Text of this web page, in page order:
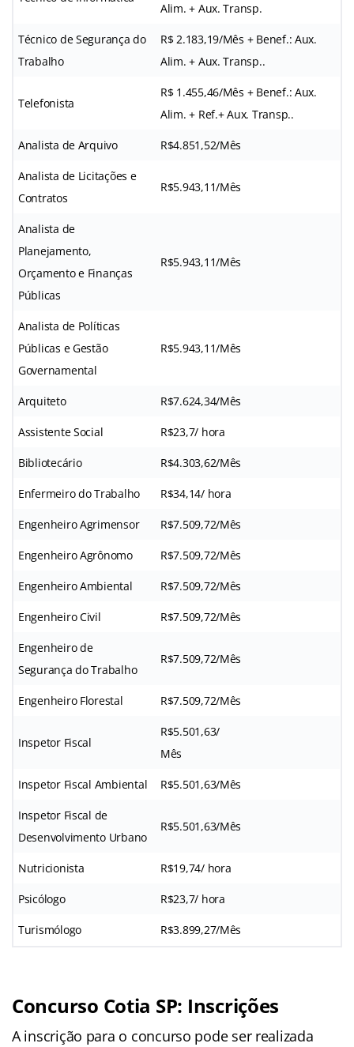
Alim. + Aux. Transp.
Técnico de Segurança do
Trabalho
R$ 2.183,19/Mês + Benef.: Aux.
Alim. + Aux. Transp..
Telefonista
R$ 1.455,46/Mês + Benef.: Aux.
Alim. + Ref.+ Aux. Transp..
Analista de Arquivo R$4.851,52/Mês
Analista de Licitações e
Contratos
R$5.943,11/Mês
Analista de
Planejamento,
Orçamento e Finanças
Públicas
R$5.943,11/Mês
Analista de Políticas
Públicas e Gestão
Governamental
R$5.943,11/Mês
Arquiteto R$7.624,34/Mês
Assistente Social R$23,7/ hora
Bibliotecário R$4.303,62/Mês
Enfermeiro do Trabalho R$34,14/ hora
Engenheiro Agrimensor R$7.509,72/Mês
Engenheiro Agrônomo R$7.509,72/Mês
Engenheiro Ambiental R$7.509,72/Mês
Engenheiro Civil R$7.509,72/Mês
Engenheiro de
Segurança do Trabalho
R$7.509,72/Mês
Engenheiro Florestal R$7.509,72/Mês
Inspetor Fiscal
R$5.501,63/
Mês
Inspetor Fiscal Ambiental R$5.501,63/Mês
Inspetor Fiscal de
Desenvolvimento Urbano
R$5.501,63/Mês
Nutricionista R$19,74/ hora
Psicólogo R$23,7/ hora
Turismólogo R$3.899,27/Mês
Concurso Cotia SP: Inscrições
A inscrição para o concurso pode ser realizada